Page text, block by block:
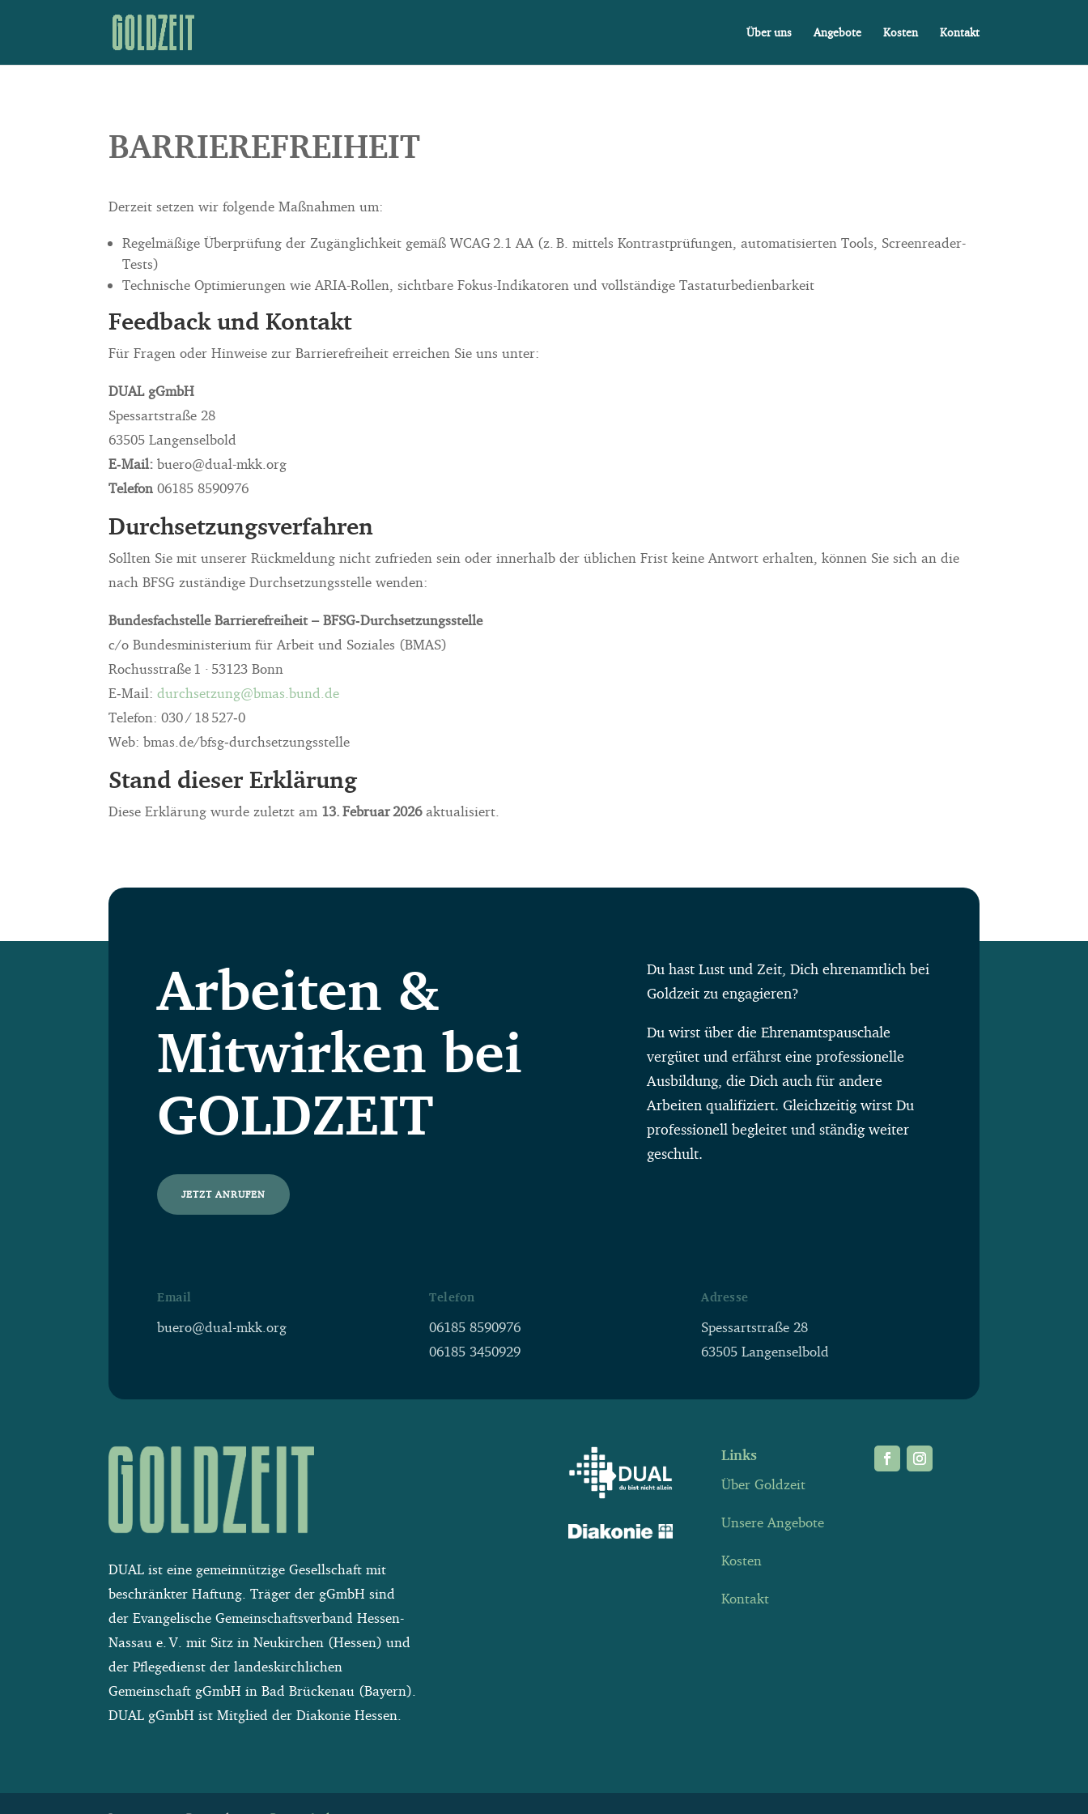
Über uns Angebote Kosten Kontakt
BARRIEREFREIHEIT
Derzeit setzen wir folgende Maßnahmen um:
Regelmäßige Überprüfung der Zugänglichkeit gemäß WCAG 2.1 AA (z. B. mittels Kontrastprüfungen, automatisierten Tools, Screenreader-
Tests)
Technische Optimierungen wie ARIA-Rollen, sichtbare Fokus-Indikatoren und vollständige Tastaturbedienbarkeit
Feedback und Kontakt
Für Fragen oder Hinweise zur Barrierefreiheit erreichen Sie uns unter:
DUAL gGmbH
Spessartstraße 28
63505 Langenselbold
E‑Mail: buero@dual-mkk.org
Telefon 06185 8590976
Durchsetzungsverfahren
Sollten Sie mit unserer Rückmeldung nicht zufrieden sein oder innerhalb der üblichen Frist keine Antwort erhalten, können Sie sich an die
nach BFSG zuständige Durchsetzungsstelle wenden:
Bundesfachstelle Barrierefreiheit – BFSG‑Durchsetzungsstelle
c/o Bundesministerium für Arbeit und Soziales (BMAS)
Rochusstraße 1 · 53123 Bonn
E‑Mail:durchsetzung@bmas.bund.de
Telefon: 030 / 18 527‑0
Web: bmas.de/bfsg‑durchsetzungsstelle
Stand dieser Erklärung
Diese Erklärung wurde zuletzt am 13. Februar 2026aktualisiert.
Arbeiten &
Mitwirken bei
GOLDZEIT
JETZT ANRUFEN
Du hast Lust und Zeit, Dich ehrenamtlich bei
Goldzeit zu engagieren?
Du wirst über die Ehrenamtspauschale
vergütet und erfährst eine professionelle
Ausbildung, die Dich auch für andere
Arbeiten qualifiziert. Gleichzeitig wirst Du
professionell begleitet und ständig weiter
geschult.
Email
buero@dual-mkk.org
Telefon
06185 8590976
06185 3450929
Adresse
Spessartstraße 28
63505 Langenselbold
DUAL ist eine gemeinnützige Gesellschaft mit
beschränkter Haftung. Träger der gGmbH sind
der Evangelische Gemeinschaftsverband Hessen-
Nassau e. V. mit Sitz in Neukirchen (Hessen) und
der Pflegedienst der landeskirchlichen
Gemeinschaft gGmbH in Bad Brückenau (Bayern).
DUAL gGmbH ist Mitglied der Diakonie Hessen.
Links
Über Goldzeit
Unsere Angebote
Kosten
Kontakt